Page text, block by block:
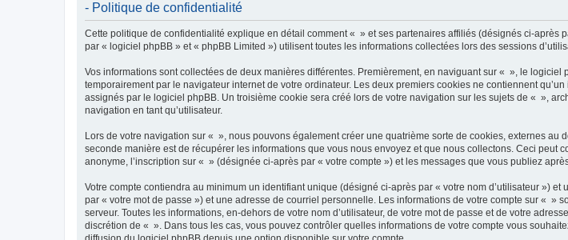
- Politique de confidentialité
Cette politique de confidentialité explique en détail comment « » et ses partenaires affiliés (désignés ci-après
par « logiciel phpBB » et « phpBB Limited ») utilisent toutes les informations collectées lors des sessions
Vos informations sont collectées de deux manières différentes. Premièrement, en naviguant sur « », le
temporairement par le navigateur internet de votre ordinateur. Les deux premiers cookies ne contiennent
assignés par le logiciel phpBB. Un troisième cookie sera créé lors de votre navigation sur les sujets de « »,
navigation en tant qu’utilisateur.
Lors de votre navigation sur « », nous pouvons également créer une quatrième sorte de cookies, externes
seconde manière est de récupérer les informations que vous nous envoyez et que nous collectons. Ceci
anonyme, l’inscription sur « » (désignée ci-après par « votre compte ») et les messages que vous publiez
Votre compte contiendra au minimum un identifiant unique (désigné ci-après par « votre nom d’utilisateur »)
par « votre mot de passe ») et une adresse de courriel personnelle. Les informations de votre compte sur «
serveur. Toutes les informations, en-dehors de votre nom d’utilisateur, de votre mot de passe et de votre
discrétion de « ». Dans tous les cas, vous pouvez contrôler quelles informations de votre compte vous